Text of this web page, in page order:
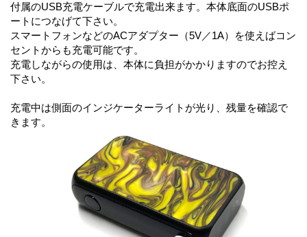
付属のUSB充電ケーブルで充電出来ます。本体底面のUSBポ
ートにつなげて下さい。
スマートフォンなどのACアダプター（5V／1A）を使えばコン
セントからも充電可能です。
充電しながらの使用は、本体に負担がかかりますのでお控え
下さい。
充電中は側面のインジケーターライトが光り、残量を確認で
きます。